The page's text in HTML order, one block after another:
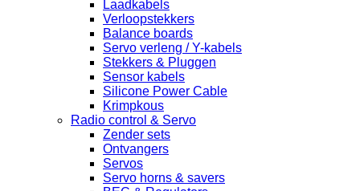
Laadkabels
Verloopstekkers
Balance boards
Servo verleng / Y-kabels
Stekkers & Pluggen
Sensor kabels
Silicone Power Cable
Krimpkous
Radio control & Servo
Zender sets
Ontvangers
Servos
Servo horns & savers